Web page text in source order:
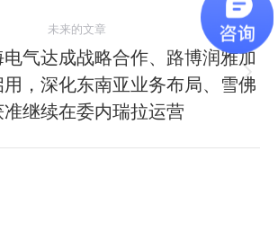
章：
未来的文章
未
来
气达成战略合作、路博润雅加
，深化东南亚业务布局、雪佛
准继续在委内瑞拉运营